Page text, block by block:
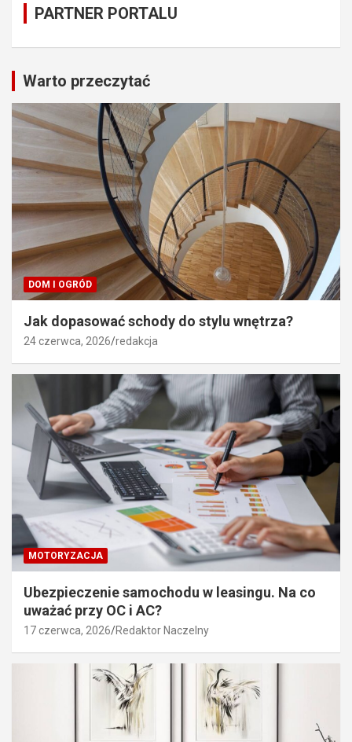
PARTNER PORTALU
Warto przeczytać
DOM I OGRÓD
Jak dopasować schody do stylu wnętrza?
24 czerwca, 2026 redakcja
MOTORYZACJA
Ubezpieczenie samochodu w leasingu. Na co
uważać przy OC i AC?
17 czerwca, 2026 Redaktor Naczelny